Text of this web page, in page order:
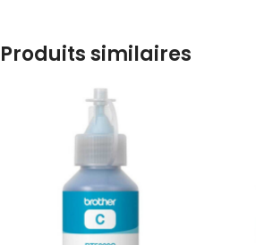
Produits similaires